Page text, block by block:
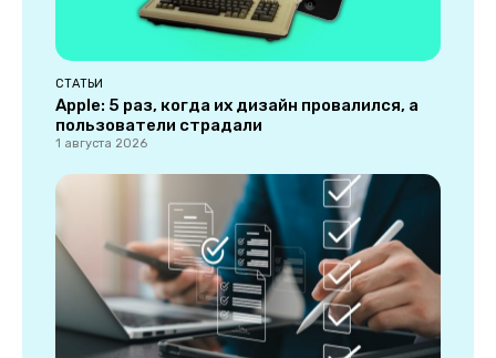
СТАТЬИ
Apple: 5 раз, когда их дизайн провалился, а
пользователи страдали
1 августа 2026